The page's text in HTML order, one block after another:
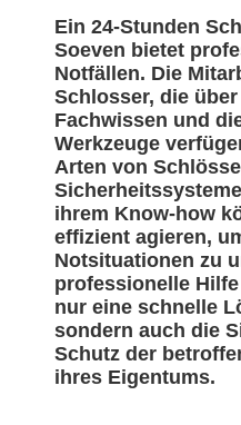
Ein 24-Stunden
Soeven bietet
Notfällen. Die
Schlosser, die
Fachwissen und
Werkzeuge
Arten von
ihrem Know-how
effizient agieren,
Notsituationen zu
professionelle
nur eine schnelle
sondern auch die
Schutz der
ihres Eigentums.